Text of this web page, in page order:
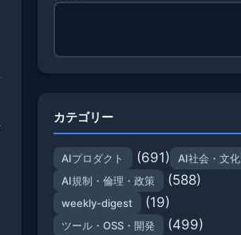
カテゴリー
AIプロダクト (691) AI社会・文化
AI規制・倫理・政策 (588)
weekly-digest (19)
ツール・OSS・開発 (499)